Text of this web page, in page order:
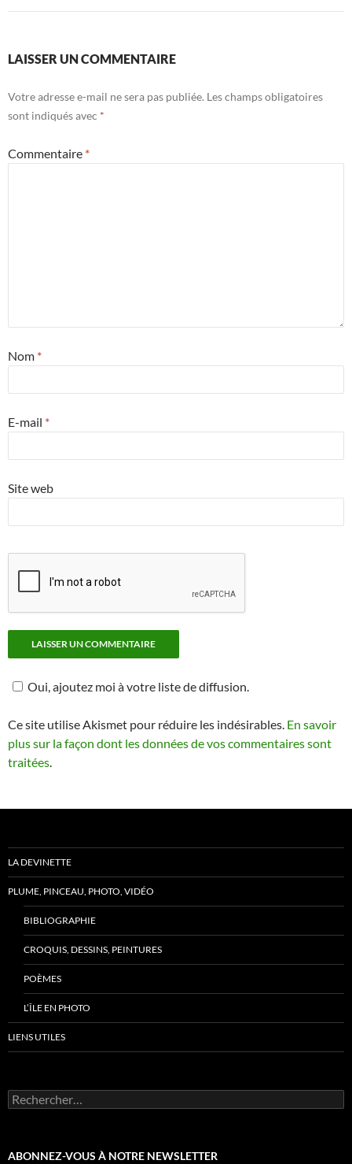
LAISSER UN COMMENTAIRE
Votre adresse e-mail ne sera pas publiée. Les champs obligatoires
sont indiqués avec *
Commentaire *
Nom *
E-mail *
Site web
Oui, ajoutez moi à votre liste de diffusion.
Ce site utilise Akismet pour réduire les indésirables. En savoir
plus sur la façon dont les données de vos commentaires sont
traitées.
LA DEVINETTE
PLUME, PINCEAU, PHOTO, VIDÉO
BIBLIOGRAPHIE
CROQUIS, DESSINS, PEINTURES
POÈMES
L’ÎLE EN PHOTO
LIENS UTILES
ABONNEZ-VOUS À NOTRE NEWSLETTER